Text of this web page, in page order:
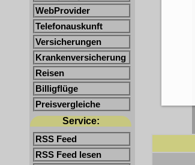
WebProvider
Telefonauskunft
Versicherungen
Krankenversicherung
Reisen
Billigflüge
Preisvergleiche
Service:
RSS Feed
RSS Feed lesen